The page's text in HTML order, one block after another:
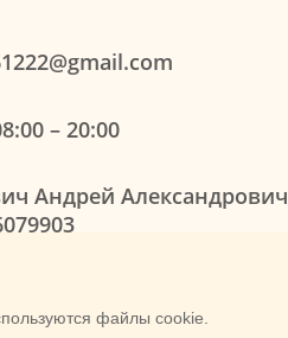
файлы cookie.
– 20:00
Андрей Александрович
по Гродненской области